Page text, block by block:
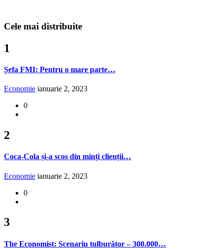
Cele mai distribuite
1
Șefa FMI: Pentru o mare parte…
Economie ianuarie 2, 2023
0
2
Coca-Cola și-a scos din minți clienții…
Economie ianuarie 2, 2023
0
3
The Economist: Scenariu tulburător – 300.000…